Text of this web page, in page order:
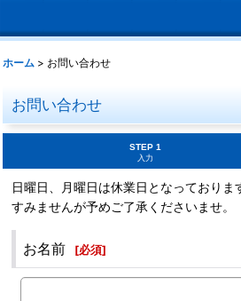
ホーム > お問い合わせ
お問い合わせ
STEP 1
入力
日曜日、月曜日は休業日となっており
すみませんが予めご了承くださいませ。
お名前 [必須]